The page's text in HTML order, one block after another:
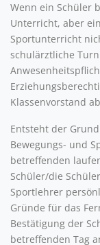
Wenn ein Schüler
Unterricht, aber
Sportunterricht
schulärztliche
Klassenvorstand
Entsteht der
Bewegungs- und
betreffenden
Schüler/die
Sportlehrer
Gründe für das
Bestätigung der
betreffenden Tag